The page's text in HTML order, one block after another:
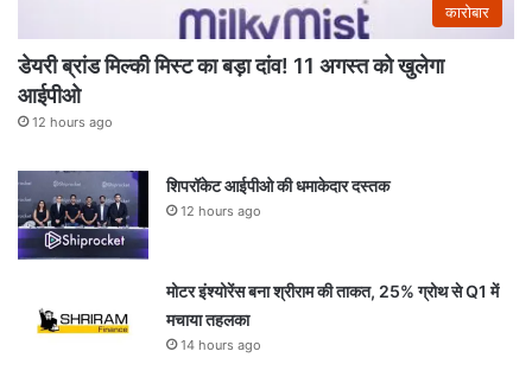
कारोबार
डेयरी ब्रांड मिल्की मिस्ट का बड़ा दांव! 11 अगस्त को खुलेगा
आईपीओ
12 hours ago
शिपरॉकेट आईपीओ की धमाकेदार दस्तक
12 hours ago
मोटर इंश्योरेंस बना श्रीराम की ताकत, 25% ग्रोथ से Q1 में
मचाया तहलका
14 hours ago